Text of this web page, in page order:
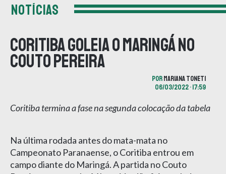
NOTÍCIAS
Coritiba goleia o Maringá no
Couto Pereira
PORMARIANA TONETI
06/03/2022 • 17:59
Coritiba termina a fase na segunda colocação da tabela
Na última rodada antes do mata-mata no
Campeonato Paranaense, o Coritiba entrou em
campo diante do Maringá. A partida no Couto